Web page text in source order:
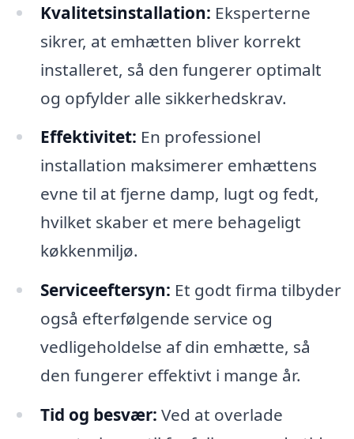
Kvalitetsinstallation: Eksperterne
sikrer, at emhætten bliver korrekt
installeret, så den fungerer optimalt
og opfylder alle sikkerhedskrav.
Effektivitet: En professionel
installation maksimerer emhættens
evne til at fjerne damp, lugt og fedt,
hvilket skaber et mere behageligt
køkkenmiljø.
Serviceeftersyn: Et godt firma tilbyder
også efterfølgende service og
vedligeholdelse af din emhætte, så
den fungerer effektivt i mange år.
Tid og besvær: Ved at overlade